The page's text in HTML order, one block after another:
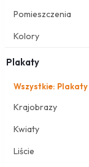
Pomieszczenia
Kolory
Plakaty
Wszystkie: Plakaty
Krajobrazy
Kwiaty
Liście